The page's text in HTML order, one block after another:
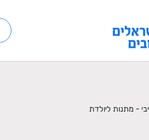
- מתנות ליולדת